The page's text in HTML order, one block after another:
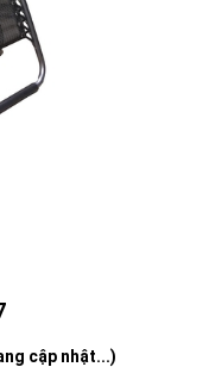
cập nhật...)